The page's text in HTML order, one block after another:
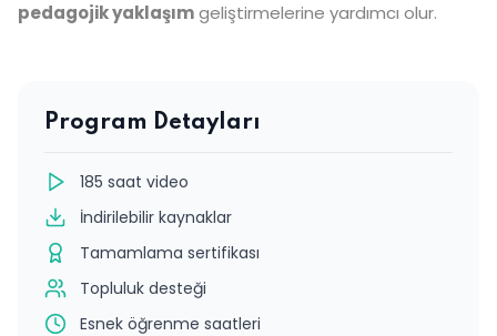
pedagojik yaklaşımgeliştirmelerine yardımcı olur.
Program Detayları
185 saat video
İndirilebilir kaynaklar
Tamamlama sertifikası
Topluluk desteği
Esnek öğrenme saatleri